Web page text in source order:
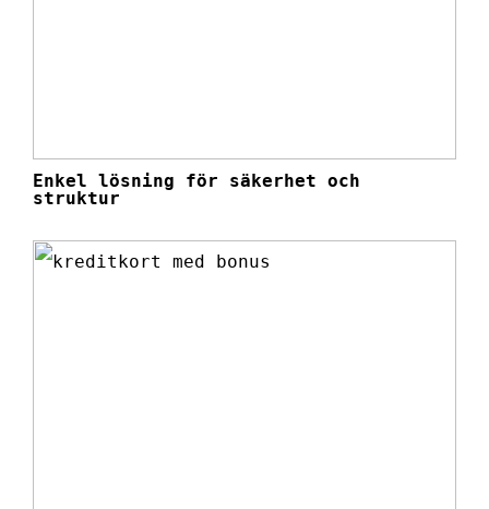
Enkel lösning för säkerhet och
struktur